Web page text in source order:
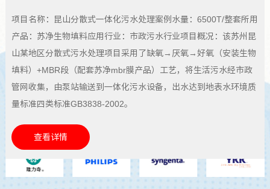
项目名称：昆山分散式一体化污水处理案例水量：6500T/整套所用
产品：苏净生物填料应用行业：市政污水行业项目概况：该苏州昆
山某地区分散式污水处理项目采用了缺氧→厌氧→好氧（安装生物
填料）+MBR段（配套苏净mbr膜产品）工艺，将生活污水经市政
管网收集，由泵站输送到一体化污水设备，出水达到地表水环境质
量标准四类标准GB3838-2002。
查看详情
项目名称：杭州某河道治理案例所用产品：苏净仿水草填料应用行
业：河道修复
查看详情
品：苏净生物填料应用行业：化工废水行业
查看详情
项目名称：南通某制药有限公司生物填料改造案例水量：800T/D
所用产品：苏净生物填料应用行业：医药农药行业项目概况：进出
水质：进水：COD10000mg/L~30000mg/L，氨氮30mg/L出水：
氨氮＜5mg/L，总氮＜15mg/L，COD＜80mg/L工艺：预处理
→AAO（生物填料）→深度处理
查看详情
项目名称：安徽某食品厂生物填料改造项目水量：1000T/D所用产
品：苏净生物填料应用行业：食品废水行业
查看详情
项目名称：浙江杭州印染废水填料改造项目水量：2500T/D所用产
品：苏净生物填料应用行业：印染废水行业
查看详情
项目名称：江阴某毛纺厂生物填料案例水量：1000T/D所用产品：
苏净生物填料应用行业：洗绒洗毛行业
查看详情
项目名称：河北邯郸某牧业公司填料案例水量：500T/D所用产
品：苏净生物填料应用行业：养殖屠宰行业
查看详情